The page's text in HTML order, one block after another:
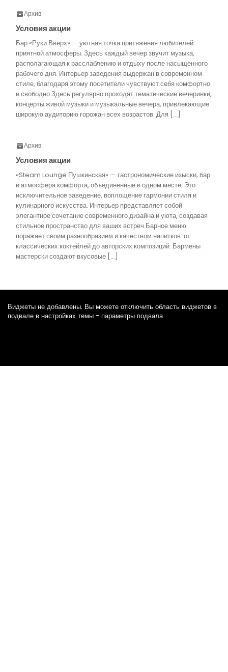
Архив
Условия акции
Бар «Руки Вверх» — уютная точка притяжения любителей
приятной атмосферы. Здесь каждый вечер звучит музыка,
располагающая к расслаблению и отдыху после насыщенного
рабочего дня. Интерьер заведения выдержан в современном
стиле, благодаря этому посетители чувствуют себя комфортно
и свободно.Здесь регулярно проходят тематические вечеринки,
концерты живой музыки и музыкальные вечера, привлекающие
широкую аудиторию горожан всех возрастов. Для […]
Архив
Условия акции
«Steam Lounge Пушкинская» — гастрономические изыски, бар
и атмосфера комфорта, объединенные в одном месте. Это
исключительное заведение, воплощение гармонии стиля и
кулинарного искусства. Интерьер представляет собой
элегантное сочетание современного дизайна и уюта, создавая
стильное пространство для ваших встреч.Барное меню
поражает своим разнообразием и качеством напитков: от
классических коктейлей до авторских композиций. Бармены
мастерски создают вкусовые […]
Виджеты не добавлены. Вы можете отключить область виджетов в
подвале в настройках темы - параметры подвала